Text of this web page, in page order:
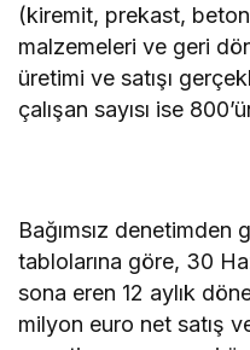
(kiremit, prekast,
malzemeleri ve geri
üretimi ve satışı
çalışan sayısı ise
Bağımsız denetimden
tablolarına göre, 30
sona eren 12 aylık
milyon euro net satış